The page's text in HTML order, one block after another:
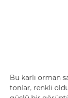
Bu karlı orman
tonlar, renkli